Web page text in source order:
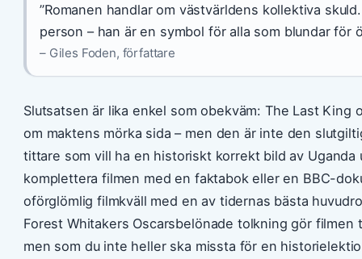
”Romanen handlar om västvärldens kollektiva
person – han är en symbol för alla som blundar för
– Giles Foden, författare
Slutsatsen är lika enkel som obekväm: The Last King
om maktens mörka sida – men den är inte den
tittare som vill ha en historiskt korrekt bild av
komplettera filmen med en faktabok eller en BBC-
oförglömlig filmkväll med en av tidernas bästa
Forest Whitakers Oscarsbelönade tolkning gör filmen
men som du inte heller ska missta för en